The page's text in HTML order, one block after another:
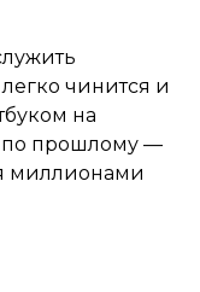
чинится и
на
по прошлому —
миллионами